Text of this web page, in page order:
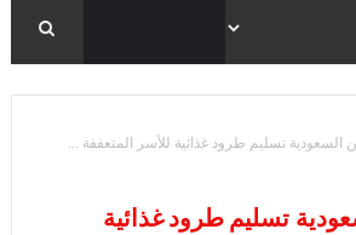
السعودية تسليم طرود غذائية للأسر المتعففة ...
تسليم طرود غذائية